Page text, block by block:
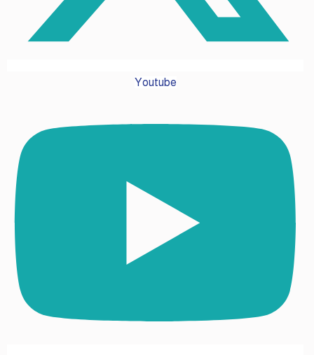
Youtube